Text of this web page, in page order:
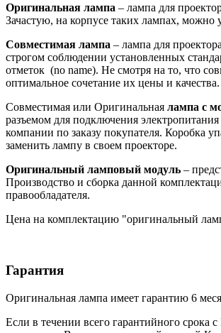
Оригинальная лампа – лампа для
Зачастую, на корпусе таких лампах, можно
Совместимая лампа – лампа для
строгом соблюдении установленных
отметок (no name). Не смотря на то, что
оптимальное сочетание их цены и качества.
Совместимая или Оригинальная лампа с
разъемом для подключения
компании по заказу покупателя. Коробка
заменить лампу в своем проекторе.
Оригинальный ламповый модуль –
Производство и сборка данной
правообладателя.
Цена на комплектацию "оригинальный
Гарантия
Оригинальная лампа имеет гарантию 6
Если в течении всего гарантийного срока